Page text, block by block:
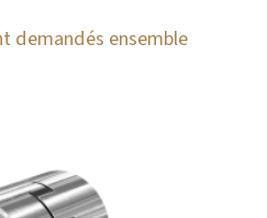
demandés ensemble